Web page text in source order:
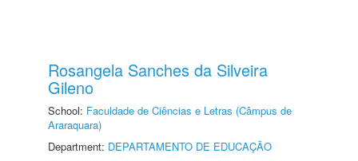
Rosangela Sanches da Silveira
Gileno
School: Faculdade de Ciências e Letras (Câmpus de
Araraquara)
Department: DEPARTAMENTO DE EDUCAÇÃO